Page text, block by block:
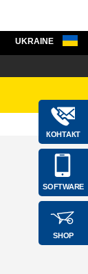
КОНТАКТ
SOFTWARE
SHOP
UKRAINE